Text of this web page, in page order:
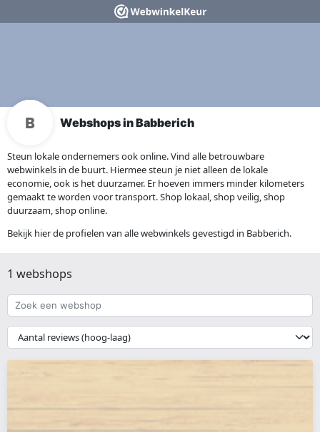
Webshops in Babberich
Steun lokale ondernemers ook online. Vind alle betrouwbare
webwinkels in de buurt. Hiermee steun je niet alleen de lokale
economie, ook is het duurzamer. Er hoeven immers minder kilometers
gemaakt te worden voor transport. Shop lokaal, shop veilig, shop
duurzaam, shop online.
Bekijk hier de profielen van alle webwinkels gevestigd in Babberich.
1 webshops
Zoek
een
webshop
{{
__('Sort')
}}